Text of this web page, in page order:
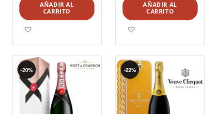
AÑADIR AL
CARRITO
AÑADIR AL
CARRITO
-20% -22%